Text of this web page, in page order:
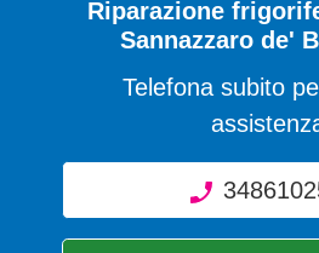
Riparazione
Sannazzaro de'
Telefona subito